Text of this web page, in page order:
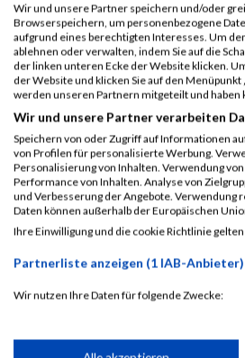
3279
Astrid
3367
Christopher
3406
Lisa
3290
Michael
3353
Manolo
3444
Greta Sophia
3354
Lennart
3351
Milena
3270
Isabelle
3350
Benjamin
3410
Alexander
3342
Florian
Wir und unsere Partner speichern und/oder
Browserspeichern, um personenbezogene
aufgrund eines berechtigten Interesses. Um
ablehnen oder verwalten, indem Sie auf die
der linken unteren Ecke der Website klicken.
der Website und klicken Sie auf den
werden unseren Partnern mitgeteilt und haben
Wir und unsere Partner verarbeiten
Speichern von oder Zugriff auf Informationen
von Profilen für personalisierte Werbung.
Personalisierung von Inhalten. Verwendung
Performance von Inhalten. Analyse von
und Verbesserung der Angebote. Verwendung
Daten können außerhalb der Europäischen
Ihre Einwilligung und die cookie Richtlinie
Partnerliste anzeigen (1 IAB-Anbieter)
Wir nutzen Ihre Daten für folgende Zwecke:
Speichern von oder Zugriff auf